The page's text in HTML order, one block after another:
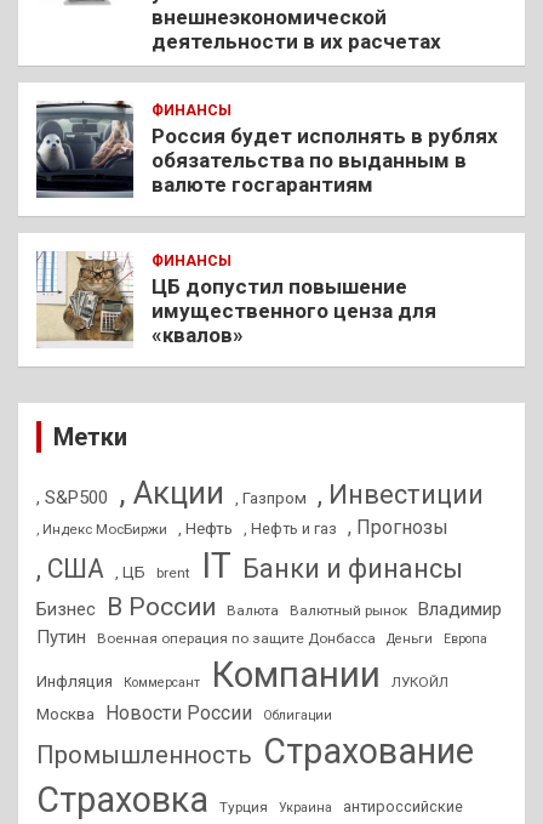
внешнеэкономической
деятельности в их расчетах
ФИНАНСЫ
Россия будет исполнять в рублях
обязательства по выданным в
валюте госгарантиям
ФИНАНСЫ
ЦБ допустил повышение
имущественного ценза для
«квалов»
Метки
, S&P500 , Акции , Газпром , Инвестиции
, Индекс МосБиржи , Нефть , Нефть и газ , Прогнозы
, США , ЦБ brent IT Банки и финансы
Бизнес В России Валюта Валютный рынок
Владимир
Путин
Военная операция по защите Донбасса Деньги Европа
Инфляция Коммерсант Компании ЛУКОЙЛ
Москва Новости России Облигации
Промышленность Страхование
Страховка
Турция Украина
антироссийские